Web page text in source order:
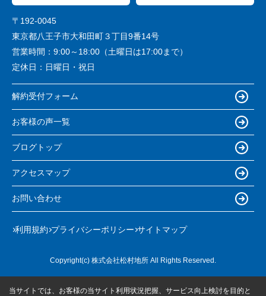
〒192-0045
東京都八王子市大和田町３丁目9番14号
営業時間： 9:00～18:00（土曜日は17:00まで）
定休日： 日曜日・祝日
解約受付フォーム
お客様の声一覧
ブログトップ
アクセスマップ
お問い合わせ
利用規約 プライバシーポリシー サイトマップ
Copyright(c) 株式会社松村地所 All Rights Reserved.
当サイトでは、お客様の当サイト利用状況把握、サービス向上検討を目的と